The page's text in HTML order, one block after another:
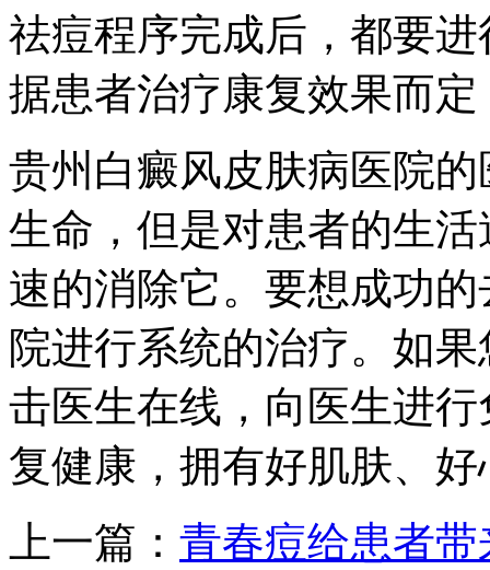
祛痘程序完成后，都要
据患者治疗康复效果而
贵州白癜风皮肤病医院
生命，但是对患者的生
速的消除它。要想成功
院进行系统的治疗。如
击医生在线，向医生进
复健康，拥有好肌肤、好
上一篇： 青春痘给患者